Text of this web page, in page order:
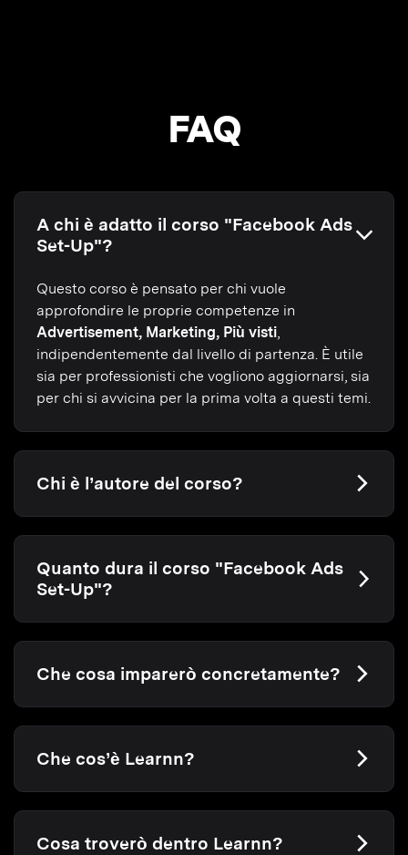
FAQ
A chi è adatto il corso "Facebook Ads
Set-Up"?
Questo corso è pensato per chi vuole
approfondire le proprie competenze in
Advertisement, Marketing, Più visti
indipendentemente dal livello di partenza. È utile
sia per professionisti che vogliono aggiornarsi, sia
per chi si avvicina per la prima volta a questi temi.
Chi è l’autore del corso?
Quanto dura il corso "Facebook Ads
Set-Up"?
Che cosa imparerò concretamente?
Che cos’è Learnn?
Cosa troverò dentro Learnn?